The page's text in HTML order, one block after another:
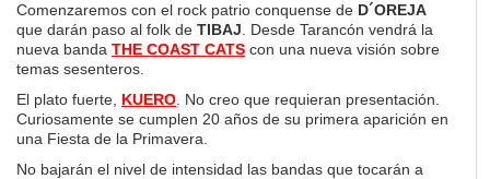
Comenzaremos con el rock patrio conquense de D´OREJA
que darán paso al folk de TIBAJ . Desde Tarancón vendrá la
nueva banda THE COAST CATS con una nueva visión sobre
temas sesenteros.
El plato fuerte, KUERO . No creo que requieran presentación.
Curiosamente se cumplen 20 años de su primera aparición en
una Fiesta de la Primavera.
No bajarán el nivel de intensidad las bandas que tocarán a